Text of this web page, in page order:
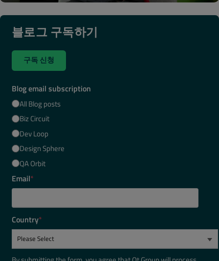
블로그 구독하기
구독 신청
Blog email subscription
All Blog posts
Biz Circuit
Dev Loop
Design Sphere
QA Orbit
Email*
Country*